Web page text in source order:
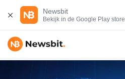
Newsbit
Bekijk in de Google Play store